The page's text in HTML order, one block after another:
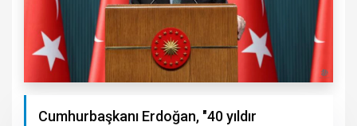
Cumhurbaşkanı Erdoğan, "40 yıldır